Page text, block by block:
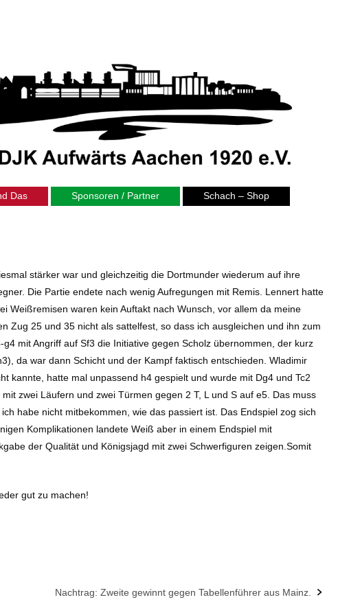
Das Sponsoren / Partner Schach – Shop
stärker war und gleichzeitig die Dortmunder wiederum auf ihre
Die Partie endete nach wenig Aufregungen mit Remis. Lennert hatte
Weißremisen waren kein Auftakt nach Wunsch, vor allem da meine
Zug 25 und 35 nicht als sattelfest, so dass ich ausgleichen und ihn zum
mit Angriff auf Sf3 die Initiative gegen Scholz übernommen, der kurz
da war dann Schicht und der Kampf faktisch entschieden. Wladimir
kannte, hatte mal unpassend h4 gespielt und wurde mit Dg4 und Tc2
zwei Läufern und zwei Türmen gegen 2 T, L und S auf e5. Das muss
habe nicht mitbekommen, wie das passiert ist. Das Endspiel zog sich
Komplikationen landete Weiß aber in einem Endspiel mit
der Qualität und Königsjagd mit zwei Schwerfiguren zeigen.Somit
gut zu machen!
Nachtrag: Zweite gewinnt gegen Tabellenführer aus Mainz.